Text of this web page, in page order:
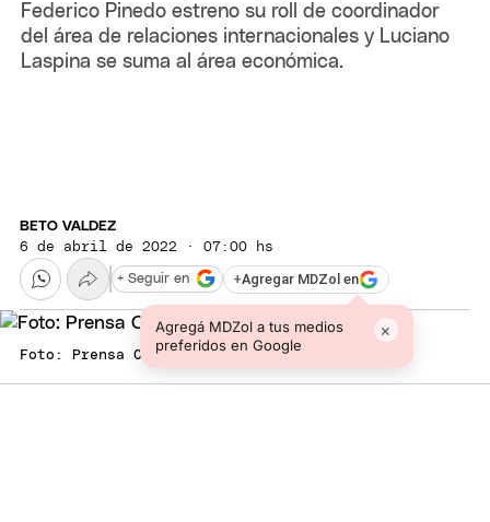
Federico Pinedo estreno su roll de coordinador
del área de relaciones internacionales y Luciano
Laspina se suma al área económica.
BETO VALDEZ
6 de abril de 2022 · 07:00 hs
+Agregar MDZol en
Agregá MDZol a tus medios
preferidos en Google
×
+ Seguir en
Foto: Prensa Cambia Mendoza